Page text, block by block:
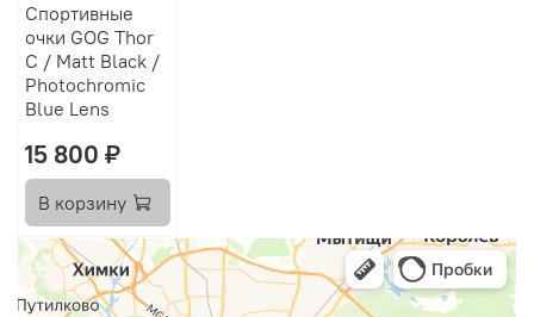
Спортивные
очки GOG Thor
C / Matt Black /
Photochromic
Blue Lens
15 800 ₽
В корзину